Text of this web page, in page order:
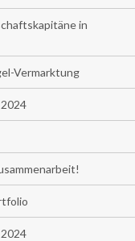
in
Vermarktung